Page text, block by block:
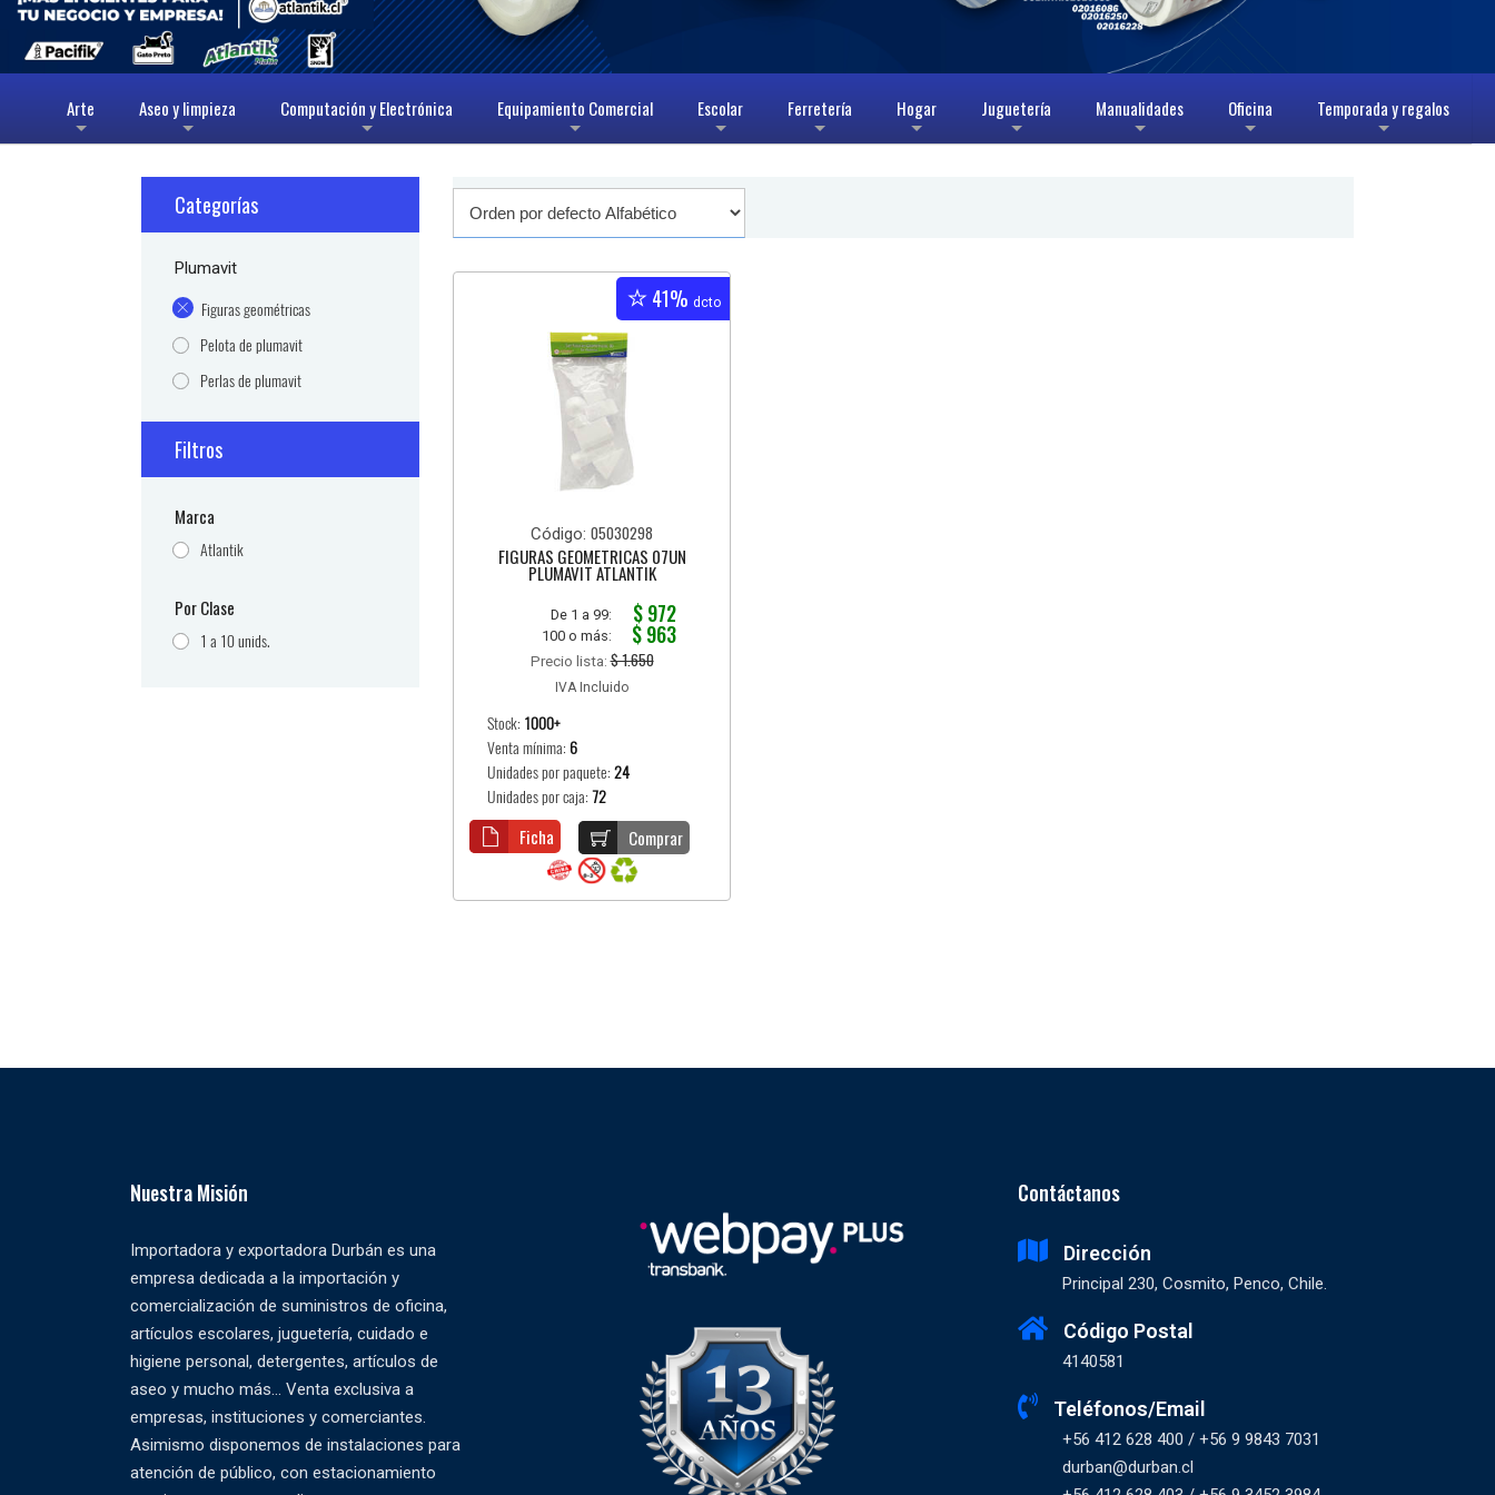
+
Arte
+
Aseo y limpieza
+
Computación y Electrónica
+
Equipamiento Comercial
+
Escolar
+
Ferretería
+
Hogar
+
Juguetería
+
Manualidades
+
Oficina
+
Temporada y regalos
Categorías
Plumavit
Figuras geométricas
Pelota de plumavit
Perlas de plumavit
Filtros
Marca
Atlantik
Por Clase
1 a 10 unids.
41% dcto
Código:05030298
FIGURAS GEOMETRICAS 07UN
PLUMAVIT ATLANTIK
De 1 a 99: $ 972
100 o más: $ 963
Precio lista:$ 1.650
IVA Incluido
Stock: 1000+
Venta mínima: 6
Unidades por paquete:24
Unidades por caja:72
Comprar
Ficha
Nuestra Misión
Importadora y exportadora Durbán es una
empresa dedicada a la importación y
comercialización de suministros de oficina,
artículos escolares, juguetería, cuidado e
higiene personal, detergentes, artículos de
aseo y mucho más... Venta exclusiva a
empresas, instituciones y comerciantes.
Asimismo disponemos de instalaciones para
atención de público, con estacionamiento
Contáctanos
Dirección
Principal 230, Cosmito, Penco, Chile.
Código Postal
4140581
Teléfonos/Email
+56 412 628 400 / +56 9 9843 7031
durban@durban.cl